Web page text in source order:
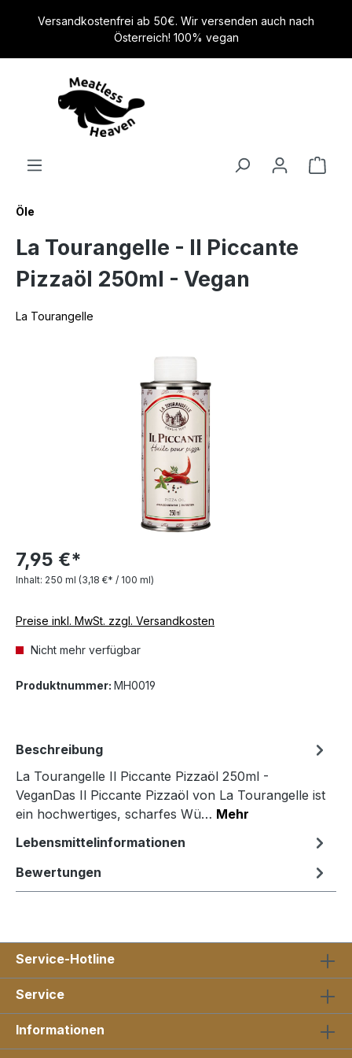
springen
Versandkostenfrei ab 50€. Wir versenden auch nach
Österreich! 100% vegan
Öle
La Tourangelle - Il Piccante
Pizzaöl 250ml - Vegan
La Tourangelle
7,95 €*
Inhalt: 250 ml (3,18 €* / 100 ml)
Preise inkl. MwSt. zzgl. Versandkosten
Nicht mehr verfügbar
Produktnummer: MH0019
Beschreibung
La Tourangelle Il Piccante Pizzaöl 250ml -
VeganDas Il Piccante Pizzaöl von La Tourangelle ist
ein hochwertiges, scharfes Wü… Mehr
Lebensmittelinformationen
Bewertungen
Service-Hotline
Service
Informationen